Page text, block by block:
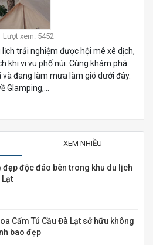
Lượt xem: 5452
trải nghiệm được hội mê xê dịch,
khi vi vu phố núi. Cùng khám phá
đang làm mưa làm gió dưới đây.
Glamping,...
XEM NHIỀU
đẹp độc đáo bên trong khu du lịch
Lạt
Cẩm Tú Cầu Đà Lạt sở hữu không
bao đẹp